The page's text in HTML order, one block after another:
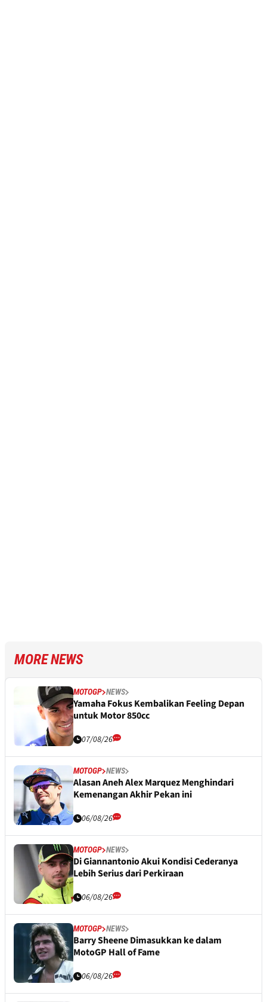
MORE NEWS
MOTOGP NEWS
Yamaha Fokus Kembalikan Feeling Depan
untuk Motor 850cc
07/08/26
MOTOGP NEWS
Alasan Aneh Alex Marquez Menghindari
Kemenangan Akhir Pekan ini
06/08/26
MOTOGP NEWS
Di Giannantonio Akui Kondisi Cederanya
Lebih Serius dari Perkiraan
06/08/26
MOTOGP NEWS
Barry Sheene Dimasukkan ke dalam
MotoGP Hall of Fame
06/08/26